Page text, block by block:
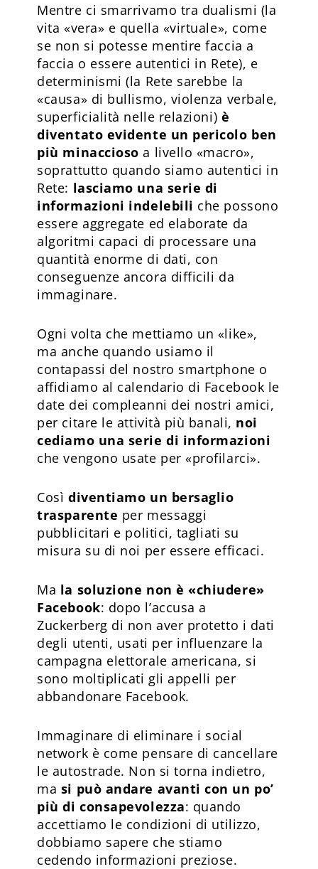
Mentre ci smarrivamo tra dualismi (la
vita «vera» e quella «virtuale», come
se non si potesse mentire faccia a
faccia o essere autentici in Rete), e
determinismi (la Rete sarebbe la
«causa» di bullismo, violenza verbale,
superficialità nelle relazioni) è
diventato evidente un pericolo ben
più minaccioso a livello «macro»,
soprattutto quando siamo autentici in
Rete: lasciamo una serie di
informazioni indelebili che possono
essere aggregate ed elaborate da
algoritmi capaci di processare una
quantità enorme di dati, con
conseguenze ancora difficili da
immaginare.
Ogni volta che mettiamo un «like»,
ma anche quando usiamo il
contapassi del nostro smartphone o
affidiamo al calendario di Facebook le
date dei compleanni dei nostri amici,
per citare le attività più banali, noi
cediamo una serie di informazioni
che vengono usate per «profilarci».
Cosìdiventiamo un bersaglio
trasparente per messaggi
pubblicitari e politici, tagliati su
misura su di noi per essere efficaci.
Ma la soluzione non è «chiudere»
Facebook: dopo l’accusa a
Zuckerberg di non aver protetto i dati
degli utenti, usati per influenzare la
campagna elettorale americana, si
sono moltiplicati gli appelli per
abbandonare Facebook.
Immaginare di eliminare i social
network è come pensare di cancellare
le autostrade. Non si torna indietro,
ma si può andare avanti con un po’
più di consapevolezza: quando
accettiamo le condizioni di utilizzo,
dobbiamo sapere che stiamo
cedendo informazioni preziose.